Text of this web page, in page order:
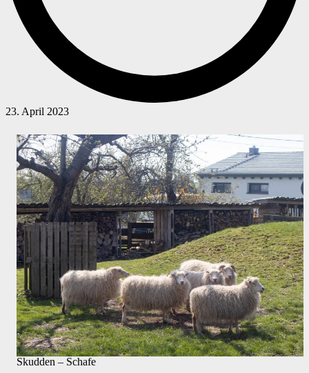
23. April 2023
Skudden – Schafe